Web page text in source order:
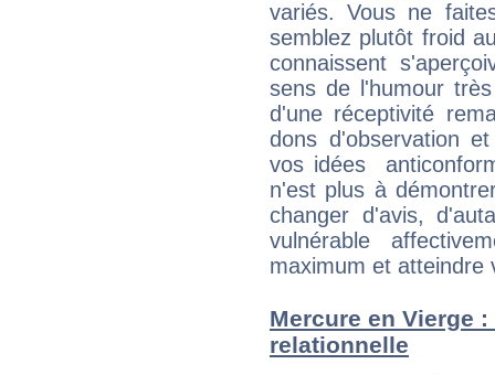
variés. Vous ne
semblez plutôt froid
connaissent
sens de l'humour
d'une réceptivité
dons d'observation
vos idées
n'est plus à
changer d'avis,
vulnérable
maximum et atteindre
Mercure en Vierge
relationnelle